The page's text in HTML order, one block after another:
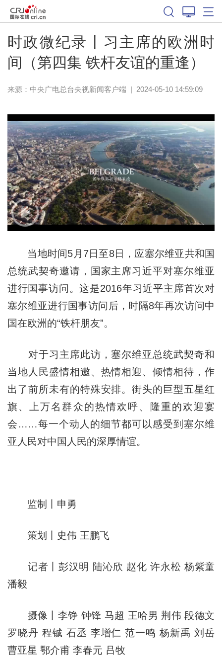
时政微纪录丨习主席的欧洲时
间（第四集 铁杆友谊的重逢）
来源： 中央广电总台央视新闻客户端 | 2024-05-10 14:59:09
当地时间5月7日至8日，应塞尔维亚共和国
总统武契奇邀请，国家主席习近平对塞尔维亚
进行国事访问。这是2016年习近平主席首次对
塞尔维亚进行国事访问后，时隔8年再次访问中
国在欧洲的“铁杆朋友”。
对于习主席此访，塞尔维亚总统武契奇和
当地人民盛情相邀、热情相迎、倾情相待，作
出了前所未有的特殊安排。街头的巨型五星红
旗、上万名群众的热情欢呼、隆重的欢迎宴
会……每一个动人的细节都可以感受到塞尔维
亚人民对中国人民的深厚情谊。
监制丨申勇
策划丨史伟 王鹏飞
记者丨彭汉明 陆沁欣 赵化 许永松 杨紫童
潘毅
摄像丨李铮 钟锋 马超 王哈男 荆伟 段德文
罗晓丹 程铖 石丞 李增仁 范一鸣 杨新禹 刘岳
曹亚星 鄂介甫 李春元 吕牧